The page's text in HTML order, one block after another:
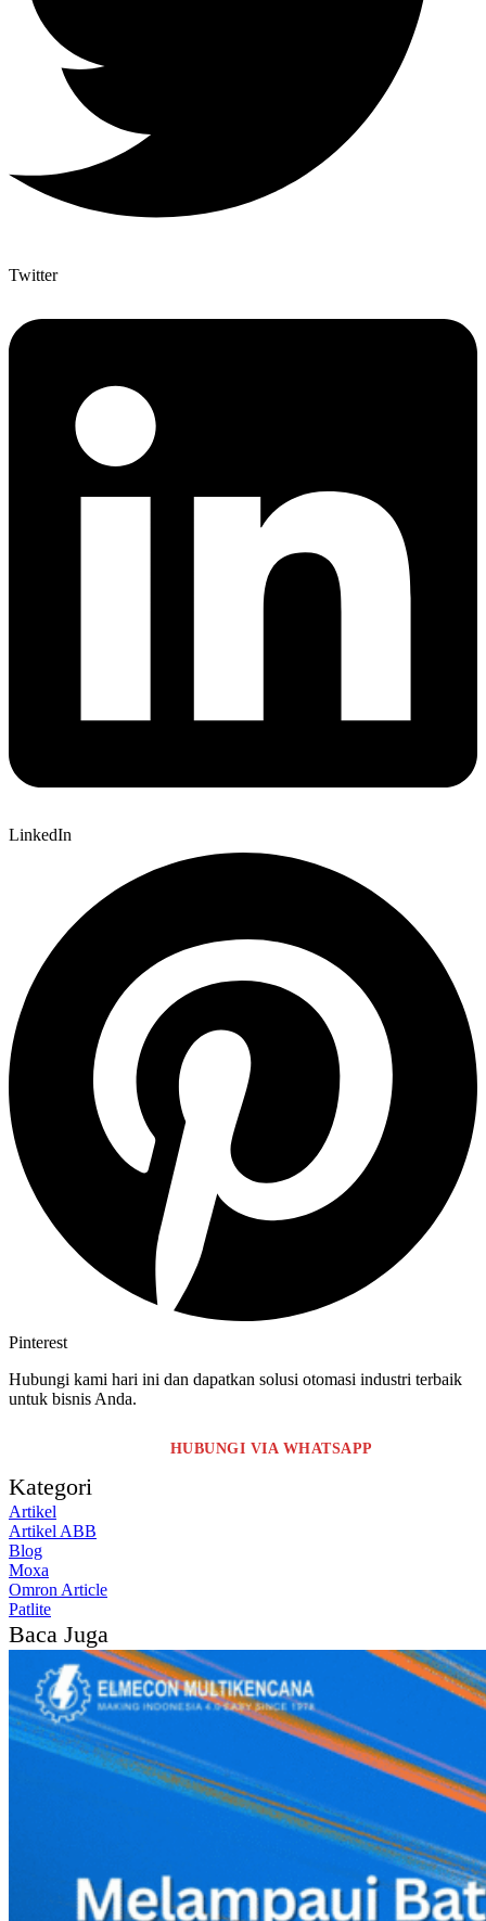
Twitter
LinkedIn
Pinterest
Hubungi kami hari ini dan dapatkan solusi otomasi industri terbaik
untuk bisnis Anda.
HUBUNGI VIA WHATSAPP
Kategori
Artikel
Artikel ABB
Blog
Moxa
Omron Article
Patlite
Baca Juga